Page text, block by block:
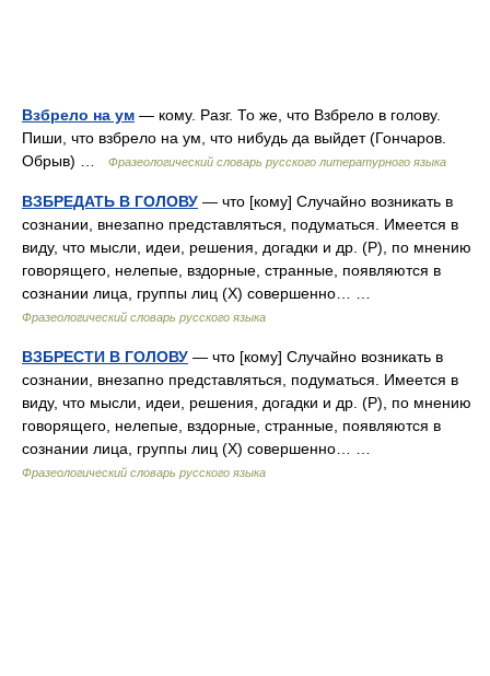
Взбрело на ум — кому. Разг. То же, что Взбрело в голову.
Пиши, что взбрело на ум, что нибудь да выйдет (Гончаров.
Обрыв) …
Фразеологический словарь русского литературного языка
ВЗБРЕДАТЬ В ГОЛОВУ — что [кому] Случайно возникать в
сознании, внезапно представляться, подуматься. Имеется в
виду, что мысли, идеи, решения, догадки и др. (Р), по мнению
говорящего, нелепые, вздорные, странные, появляются в
сознании лица, группы лиц (Х) совершенно… …
Фразеологический словарь русского языка
ВЗБРЕСТИ В ГОЛОВУ — что [кому] Случайно возникать в
сознании, внезапно представляться, подуматься. Имеется в
виду, что мысли, идеи, решения, догадки и др. (Р), по мнению
говорящего, нелепые, вздорные, странные, появляются в
сознании лица, группы лиц (Х) совершенно… …
Фразеологический словарь русского языка